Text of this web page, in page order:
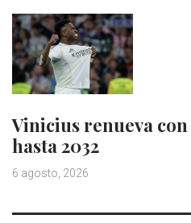
Vinicius renueva
hasta 2032
6 agosto, 2026